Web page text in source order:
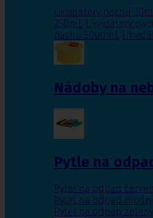
Likvidátory pachu
250ml, Likvidátory
pachu 5000ml,
Nádoby na
Pytle na
Pytel na odpad
Pytel na odpad modrý,
Pytel na odpad zelený